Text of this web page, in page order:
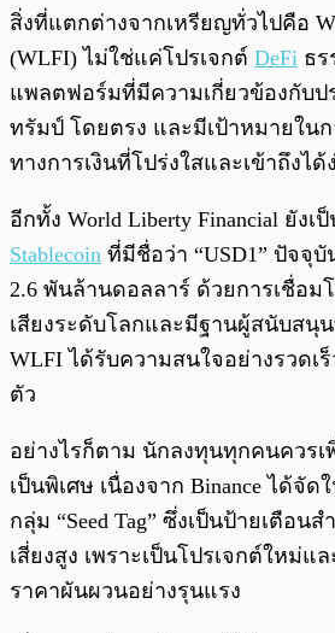
สิ่งที่แตกต่างจากเหรียญทั่วไปคือ
(WLFI) ไม่ใช่แค่โปรเจกต์ DeFi ธร
แพลตฟอร์มที่มีความเกี่ยวข้องกับ
ทรัมป์ โดยตรง และมีเป้าหมายในก
ทางการเงินที่โปร่งใสและเข้าถึงได้
อีกทั้ง World Liberty Financial ยังเ
Stablecoin ที่มีชื่อว่า “USD1” ปัจจุบั
2.6 พันล้านดอลลาร์ ด้วยการเชื่อ
เสียงระดับโลกและมีฐานผู้สนับสนุ
WLFI ได้รับความสนใจอย่างรวดเ
ตัว
อย่างไรก็ตาม นักลงทุนทุกคนควรเ
เป็นพิเศษ เนื่องจาก Binance ได้จั
กลุ่ม “Seed Tag” ซึ่งเป็นป้ายเตือน
เสี่ยงสูง เพราะเป็นโปรเจกต์ใหม่
ราคาผันผวนอย่างรุนแรง